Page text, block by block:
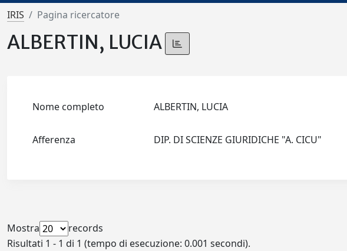
IRIS Pagina ricercatore
ALBERTIN, LUCIA
Nome completo ALBERTIN, LUCIA
Afferenza DIP. DI SCIENZE GIURIDICHE "A. CICU"
Mostra
records
Risultati 1 - 1 di 1 (tempo di esecuzione: 0.001 secondi).